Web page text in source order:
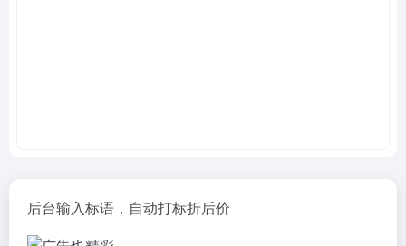
后台输入标语，自动打标折后价